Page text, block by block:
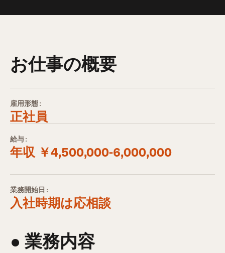
お仕事の概要
雇用形態:
正社員
給与:
年収 ￥4,500,000-6,000,000
業務開始日:
入社時期は応相談
● 業務内容​